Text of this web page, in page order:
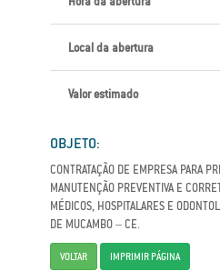
Local da abertura
Valor estimado
OBJETO:
CONTRATAÇÃO DE EMPRESA PARA
MANUTENÇÃO PREVENTIVA E
MÉDICOS, HOSPITALARES E
DE MUCAMBO – CE.
VOLTAR IMPRIMIR PÁGINA